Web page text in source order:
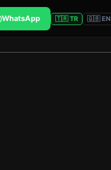
WhatsApp 🇹🇷 TR 🇬🇧 EN